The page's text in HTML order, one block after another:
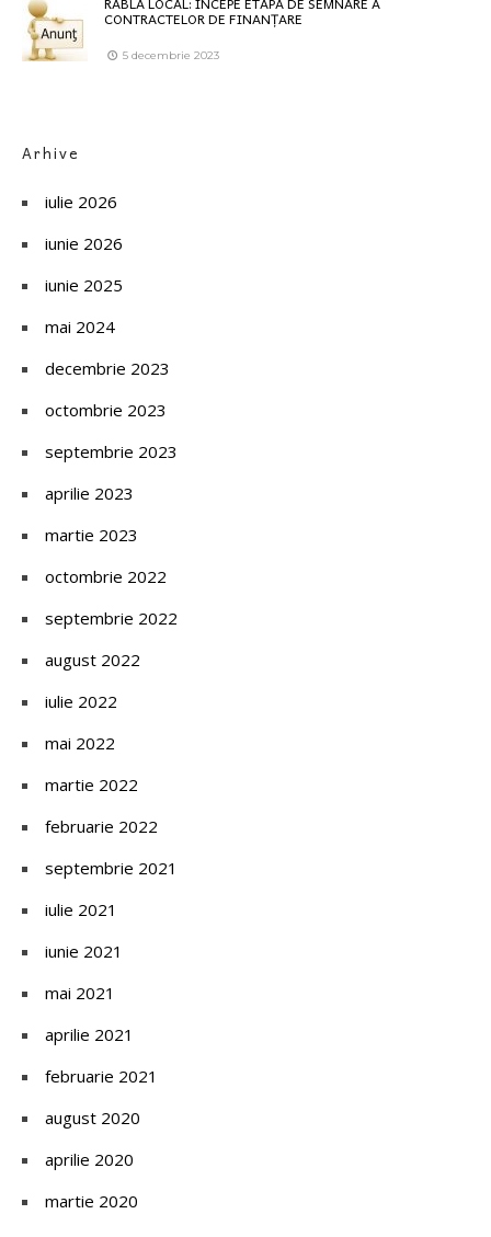
CONTRACTELOR DE FINANȚARE
5 decembrie 2023
Arhive
iulie 2026
iunie 2026
iunie 2025
mai 2024
decembrie 2023
octombrie 2023
septembrie 2023
aprilie 2023
martie 2023
octombrie 2022
septembrie 2022
august 2022
iulie 2022
mai 2022
martie 2022
februarie 2022
septembrie 2021
iulie 2021
iunie 2021
mai 2021
aprilie 2021
februarie 2021
august 2020
aprilie 2020
martie 2020